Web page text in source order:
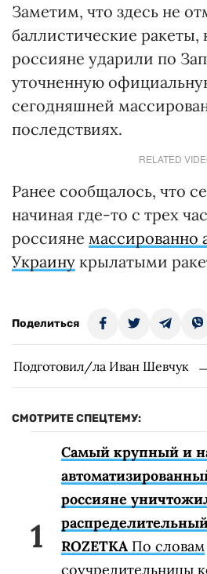
Заметим, что здесь не
баллистические
россияне ударили по
уточненную
сегодняшней
последствиях.
RELATED
Ранее сообщалось, что
начиная где-то с трех
россияне массированно
Украину крылатыми
Поделиться
Подготовил/ла Иван Шевчук
СМОТРИТЕ СПЕЦТЕМУ:
Самый крупный и
россияне
ROZETKA По словам
соучредительницы